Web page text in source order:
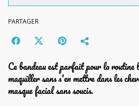
PARTAGER
Ce bandeau est parfait pour la routine
maquiller sans s'en mettre dans les
masque facial sans soucis.